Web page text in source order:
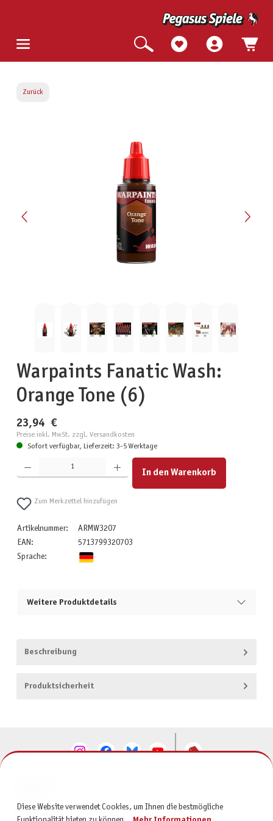
Zurück
Warpaints Fanatic Wash:
Orange Tone (6)
23,94 €
Preise inkl. MwSt. zzgl. Versandkosten
Sofort verfügbar, Lieferzeit: 3-5 Werktage
Produkt Anzahl: Gib den gewünschten Wert ein oder benutze die Schaltflächen um die Anzahl zu
In den Warenkorb
Zum Merkzettel hinzufügen
Artikelnummer:
ARMW3207
EAN:
5713799320703
Sprache:
Weitere Produktdetails
Beschreibung
Produktsicherheit
SERVICE
Diese Website verwendet Cookies, um Ihnen die bestmögliche